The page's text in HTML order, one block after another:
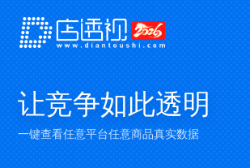
让竞争如此透明
一键查看任意平台任意商品真实数据